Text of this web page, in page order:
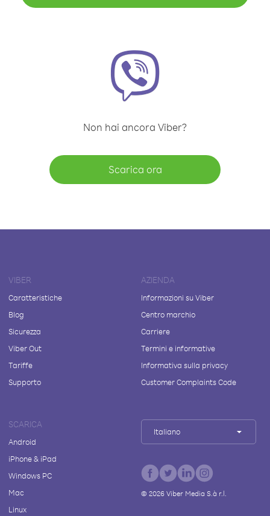
Non hai ancora Viber?
Scarica ora
VIBER
Caratteristiche
Blog
Sicurezza
Viber Out
Tariffe
Supporto
AZIENDA
Informazioni su Viber
Centro marchio
Carriere
Termini e informative
Informativa sulla privacy
Customer Complaints Code
SCARICA
Android
iPhone & iPad
Windows PC
Mac
Linux
Italiano
© 2026Viber Media S.à r.l.